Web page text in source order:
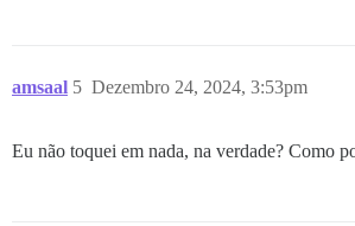
amsaal Dezembro 24, 2024, 3:53pm
5
Eu não toquei em nada, na verdade? Como